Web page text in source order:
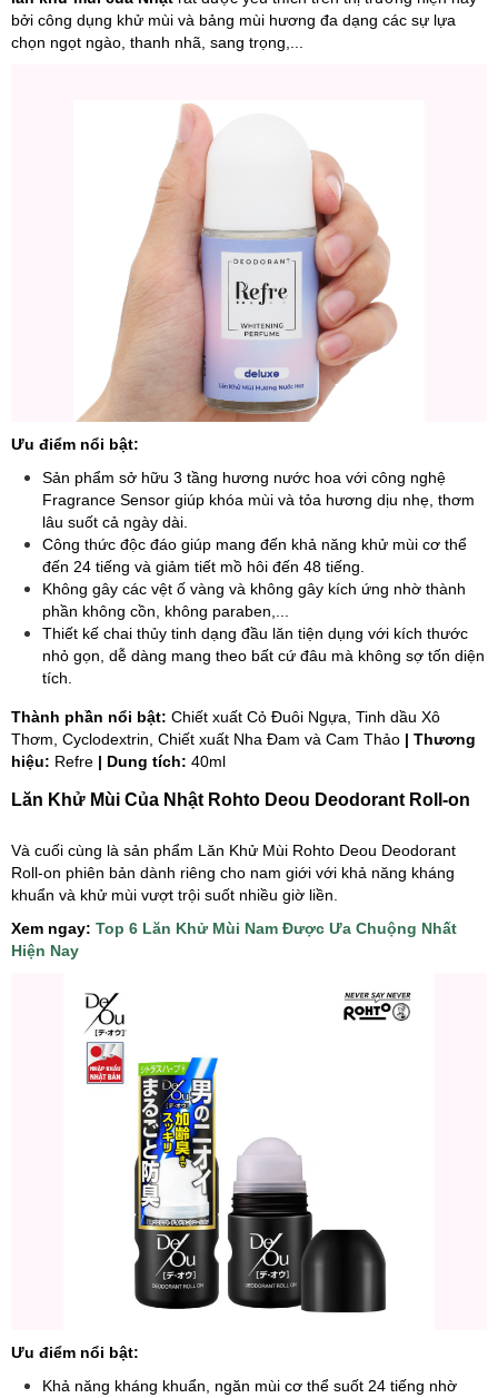
bởi công dụng khử mùi và bảng mùi hương đa dạng các sự lựa
chọn ngọt ngào, thanh nhã, sang trọng,...
Ưu điểm nổi bật:
Sản phẩm sở hữu 3 tầng hương nước hoa với công nghệ
Fragrance Sensor giúp khóa mùi và tỏa hương dịu nhẹ, thơm
lâu suốt cả ngày dài.
Công thức độc đáo giúp mang đến khả năng khử mùi cơ thể
đến 24 tiếng và giảm tiết mồ hôi đến 48 tiếng.
Không gây các vệt ố vàng và không gây kích ứng nhờ thành
phần không cồn, không paraben,...
Thiết kế chai thủy tinh dạng đầu lăn tiện dụng với kích thước
nhỏ gọn, dễ dàng mang theo bất cứ đâu mà không sợ tốn diện
tích.
Thành phần nổi bật: Chiết xuất Cỏ Đuôi Ngựa, Tinh dầu Xô
Thơm, Cyclodextrin, Chiết xuất Nha Đam và Cam Thảo | Thương
hiệu: Refre | Dung tích: 40ml
Lăn Khử Mùi Của Nhật Rohto Deou Deodorant Roll-on
Và cuối cùng là sản phẩm Lăn Khử Mùi Rohto Deou Deodorant
Roll-on phiên bản dành riêng cho nam giới với khả năng kháng
khuẩn và khử mùi vượt trội suốt nhiều giờ liền.
Xem ngay: Top 6 Lăn Khử Mùi Nam Được Ưa Chuộng Nhất
Hiện Nay
Ưu điểm nổi bật:
Khả năng kháng khuẩn, ngăn mùi cơ thể suốt 24 tiếng nhờ